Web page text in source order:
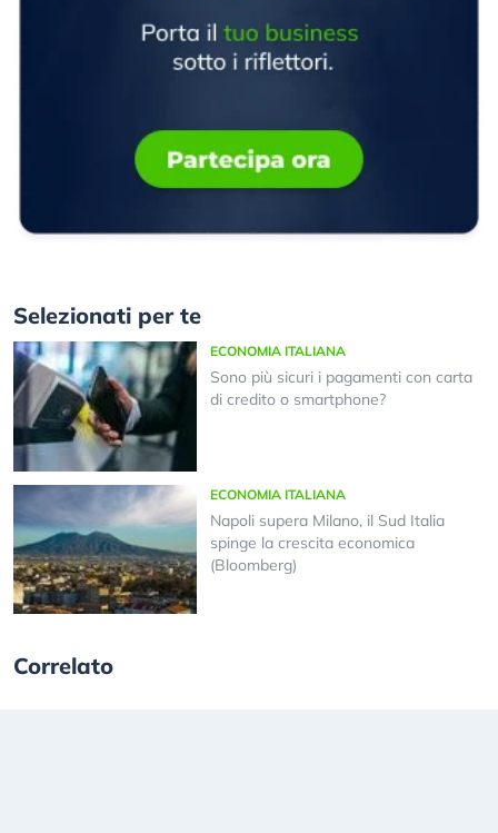
Selezionati per te
ECONOMIA ITALIANA
Sono più sicuri i pagamenti con carta
di credito o smartphone?
ECONOMIA ITALIANA
Napoli supera Milano, il Sud Italia
spinge la crescita economica
(Bloomberg)
Correlato